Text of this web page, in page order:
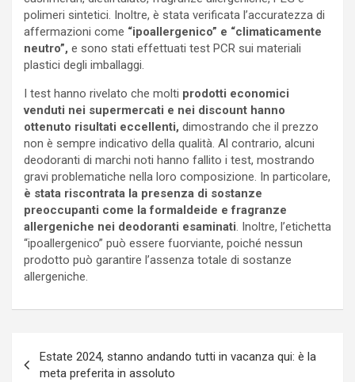
polimeri sintetici. Inoltre, è stata verificata l’accuratezza di
affermazioni come “ipoallergenico” e “climaticamente
neutro”, e sono stati effettuati test PCR sui materiali
plastici degli imballaggi.
I test hanno rivelato che molti prodotti economici
venduti nei supermercati e nei discount hanno
ottenuto risultati eccellenti, dimostrando che il prezzo
non è sempre indicativo della qualità. Al contrario, alcuni
deodoranti di marchi noti hanno fallito i test, mostrando
gravi problematiche nella loro composizione. In particolare,
è stata riscontrata la presenza di sostanze
preoccupanti come la formaldeide e fragranze
allergeniche nei deodoranti esaminati. Inoltre, l’etichetta
“ipoallergenico” può essere fuorviante, poiché nessun
prodotto può garantire l’assenza totale di sostanze
allergeniche.
articoli
Estate 2024, stanno andando tutti in vacanza qui: è la
meta preferita in assoluto